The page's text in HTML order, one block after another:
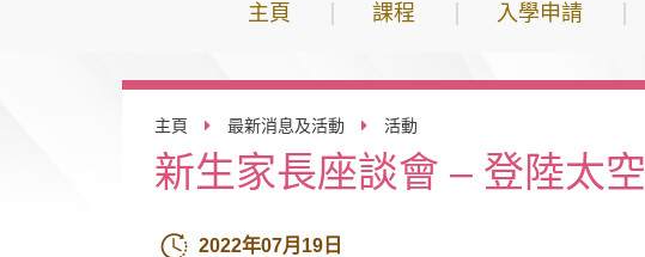
主頁 課程 入學申請
主頁 最新消息及活動 活動
新生家長座談會 – 登陸太空
2022年07月19日